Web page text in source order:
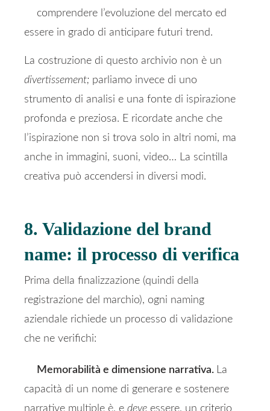
comprendere l’evoluzione del mercato ed
essere in grado di anticipare futuri trend.
La costruzione di questo archivio non è un
divertissement; parliamo invece di uno
strumento di analisi e una fonte di ispirazione
profonda e preziosa. E ricordate anche che
l’ispirazione non si trova solo in altri nomi, ma
anche in immagini, suoni, video… La scintilla
creativa può accendersi in diversi modi.
8. Validazione del brand
name: il processo di verifica
Prima della finalizzazione (quindi della
registrazione del marchio), ogni naming
aziendale richiede un processo di validazione
che ne verifichi:
Memorabilità e dimensione narrativa. La
capacità di un nome di generare e sostenere
narrative multiple è, e deve essere, un criterio